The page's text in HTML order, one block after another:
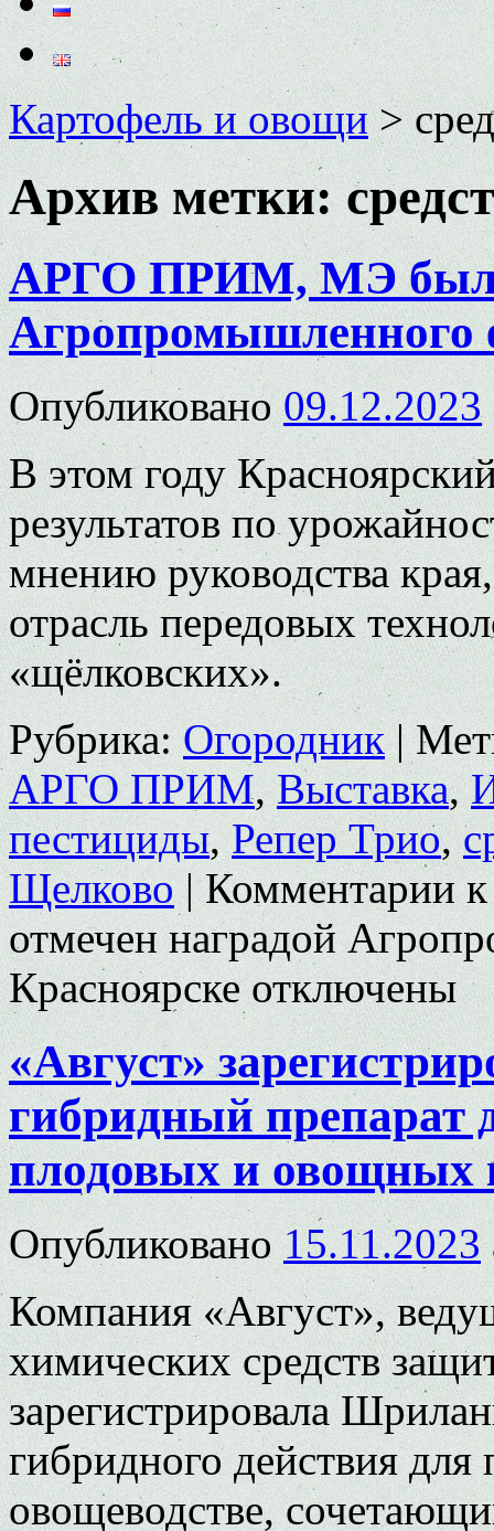
Картофель и овощи>
Архив метки:
АРГО ПРИМ, МЭ был
Агропромышленного
Опубликовано 09.12.2023
В этом году
результатов по
мнению руководства
отрасль передовых
«щёлковских».
Рубрика: Огородник |
АРГО ПРИМ,Выставка,
пестициды,Репер Трио,
Щелково | Комментариик
отмечен наградой
Красноярскеотключены
«Август»
гибридный препарат
плодовых и овощных
Опубликовано 15.11.2023
Компания «Август»,
химических средств
зарегистрировала
гибридного действия для
овощеводстве,